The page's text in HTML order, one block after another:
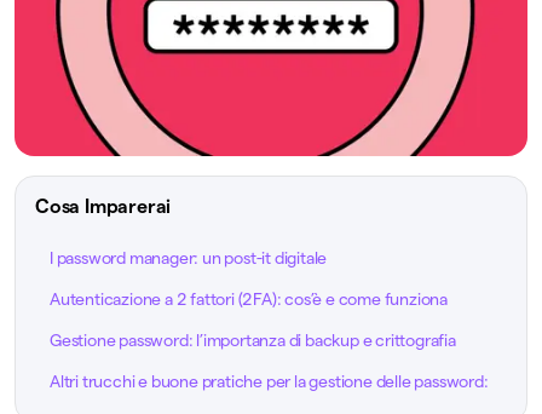
Cosa Imparerai
I password manager: un post-it digitale
Autenticazione a 2 fattori (2FA): cos’è e come funziona
Gestione password: l’importanza di backup e crittografia
Altri trucchi e buone pratiche per la gestione delle password: